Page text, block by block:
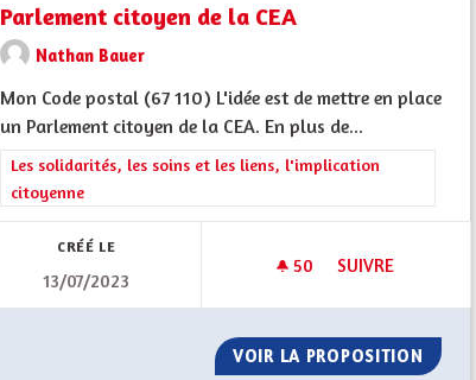
Parlement citoyen de la CEA
Nathan Bauer
Mon Code postal (67 110) L'idée est de mettre en place
un Parlement citoyen de la CEA. En plus de...
Filtrer les résultats de la catégorie : Les solidarités, les
Les solidarités, les soins et les liens, l'implication
citoyenne
CRÉÉ LE
13/07/2023
50 50 ABONNÉS
SUIVRE
PARLEMENT
VOIR LA PROPOSITION